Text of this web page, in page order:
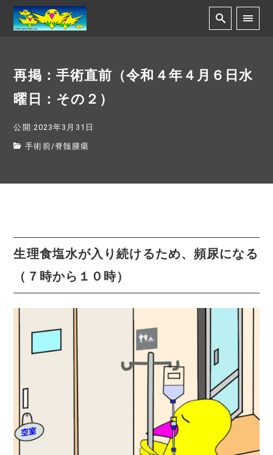
再掲：手術直前（令和４年４月６日水
曜日：その２）
公開:2023年3月31日
手術前/脊髄腫瘍
生理食塩水が入り続けるため、頻尿になる
（７時から１０時）